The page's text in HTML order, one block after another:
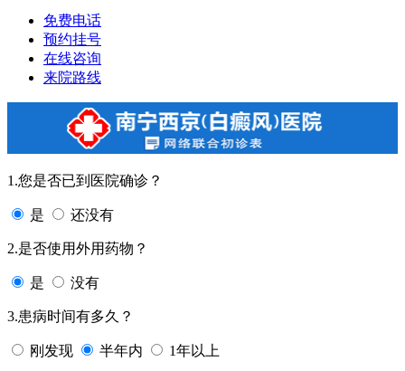
免费电话
预约挂号
在线咨询
来院路线
1.您是否已到医院确诊？
是 还没有
2.是否使用外用药物？
是 没有
3.患病时间有多久？
刚发现 半年内 1年以上